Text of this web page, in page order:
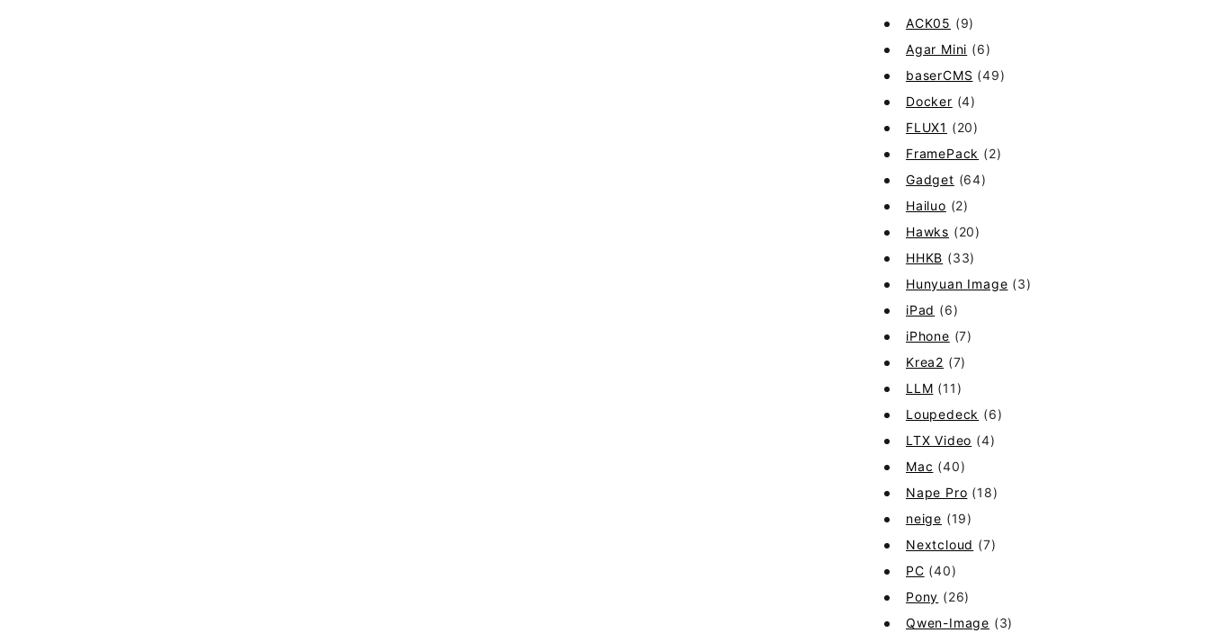
ACK05 (9)
Agar Mini (6)
baserCMS (49)
Docker (4)
FLUX1 (20)
FramePack (2)
Gadget (64)
Hailuo (2)
Hawks (20)
HHKB (33)
Hunyuan Image (3)
iPad (6)
iPhone (7)
Krea2 (7)
LLM (11)
Loupedeck (6)
LTX Video (4)
Mac (40)
Nape Pro (18)
neige (19)
Nextcloud (7)
PC (40)
Pony (26)
Qwen-Image (3)